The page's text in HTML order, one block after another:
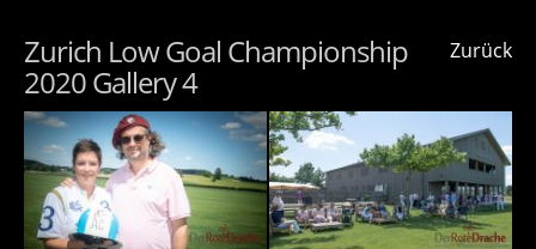
Zurück
Zurich Low Goal Championship
2020 Gallery 4